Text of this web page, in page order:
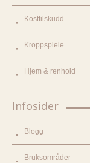
Kosttilskudd
Kroppspleie
Hjem & renhold
Infosider
Blogg
Bruksområder